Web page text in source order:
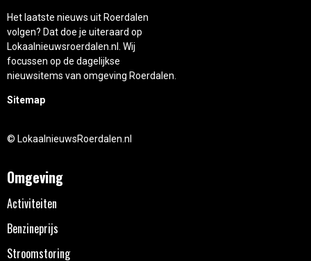
Het laatste nieuws uit Roerdalen
volgen? Dat doe je uiteraard op
Lokaalnieuwsroerdalen.nl. Wij
focussen op de dagelijkse
nieuwsitems van omgeving Roerdalen.
Sitemap
© LokaalnieuwsRoerdalen.nl
Omgeving
Activiteiten
Benzineprijs
Stroomstoring